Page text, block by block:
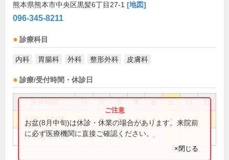
熊本県熊本市中央区黒髪6丁目27-1 [地図]
096-345-8211
診療科目
内科 胃腸科 外科 整形外科 皮膚科
診療/受付時間・休診日
祝
9:00～13:00 ● ● ● ● ●
14:00～18:00 ● ● ●
お盆(8月中旬)は休診・休業の場合があります。来院前
に必ず医療機関に直接ご確認ください。
×閉じる